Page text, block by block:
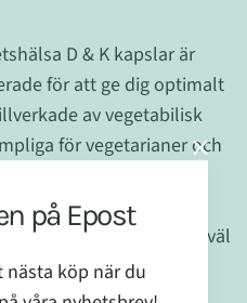
D & K kapslar är
för att ge dig optimalt
av vegetabilisk
för vegetarianer och
cellulosa,
kolekalciferol (vitamin
ger varje kapsel en väl
på Epost
nästa köp när du